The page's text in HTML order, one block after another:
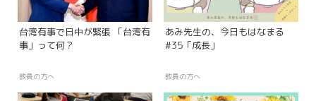
台湾有事で日中が緊張 「台湾有
事」って何？
教員の方へ
あみ先生の、今日もはなまる
#35「成長」
教員の方へ